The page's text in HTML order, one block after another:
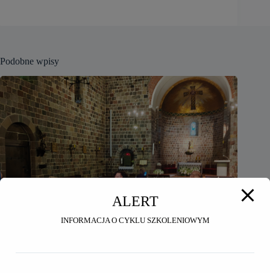
Podobne wpisy
ALERT
INFORMACJA O CYKLU SZKOLENIOWYM